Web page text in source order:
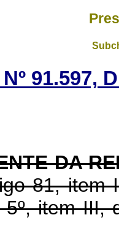
91.597,
DA
81, item
item III,